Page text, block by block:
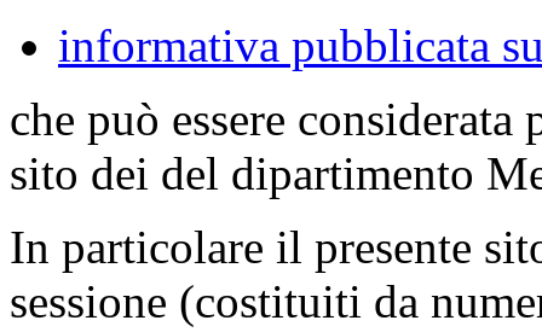
informativa pubblicata
che può essere
sito dei del dipartimento
In particolare il presente
sessione (costituiti da